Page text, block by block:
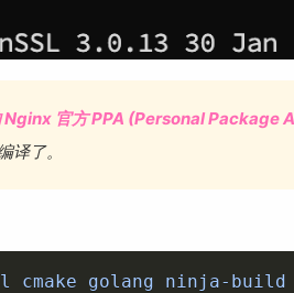
官方 PPA (Personal Package
了。
cmake golang ninja-